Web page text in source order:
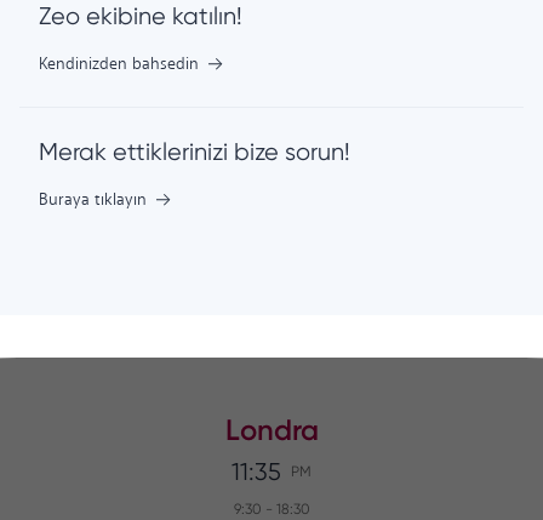
Zeo ekibine katılın!
Kendinizden bahsedin
Merak ettiklerinizi bize sorun!
Buraya tıklayın
Londra
11:35 PM
9:30 - 18:30